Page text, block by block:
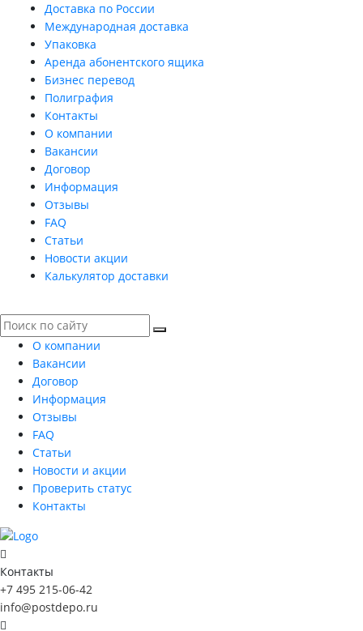
Доставка по России
Международная доставка
Упаковка
Аренда абонентского ящика
Бизнес перевод
Полиграфия
Контакты
О компании
Вакансии
Договор
Информация
Отзывы
FAQ
Статьи
Новости акции
Калькулятор доставки
О компании
Вакансии
Договор
Информация
Отзывы
FAQ
Статьи
Новости и акции
Проверить статус
Контакты
Контакты
+7 495 215-06-42
info@postdepo.ru